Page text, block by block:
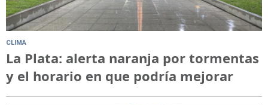
CLIMA
La Plata: alerta naranja por tormentas
y el horario en que podría mejorar